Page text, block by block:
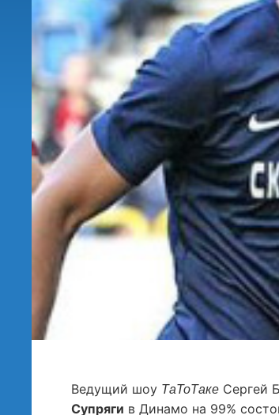
Ведущий шоу ТаТоТаке Сергей
Супряги в Динамо на 99%